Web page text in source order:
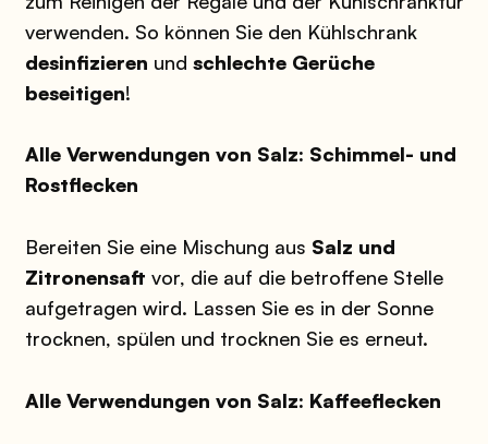
verwenden. So können Sie den Kühlschrank
desinfizieren und schlechte Gerüche
beseitigen!
Alle Verwendungen von Salz: Schimmel- und
Rostflecken
Bereiten Sie eine Mischung aus Salz und
Zitronensaft vor, die auf die betroffene Stelle
aufgetragen wird. Lassen Sie es in der Sonne
trocknen, spülen und trocknen Sie es erneut.
Alle Verwendungen von Salz: Kaffeeflecken